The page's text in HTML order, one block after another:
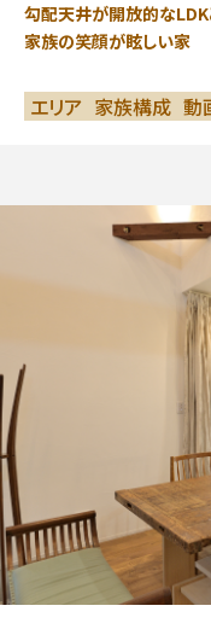
勾配天井が開放的なLDK
家族の笑顔が眩しい家
エリア 家族構成 動